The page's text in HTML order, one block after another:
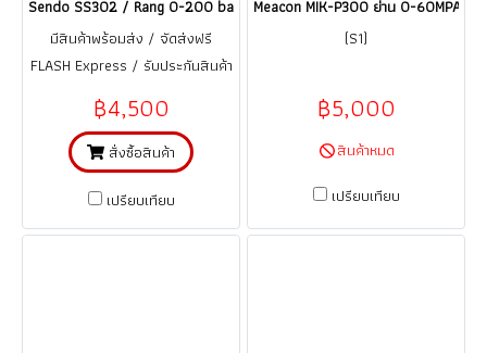
Sendo SS302 / Rang 0-200 bar เซนเซอร์วัดความดัน Pressure
มีสินค้าพร้อมส่ง / จัดส่งฟรี
FLASH Express / รับประกันสินค้า
คู่มือ)
฿4,500
สั่งซื้อสินค้า
เปรียบเทียบ
Meacon MIK-P300 ย่าน 0-60MPA (
(S1)
฿5,000
สินค้าหมด
เปรียบเทียบ